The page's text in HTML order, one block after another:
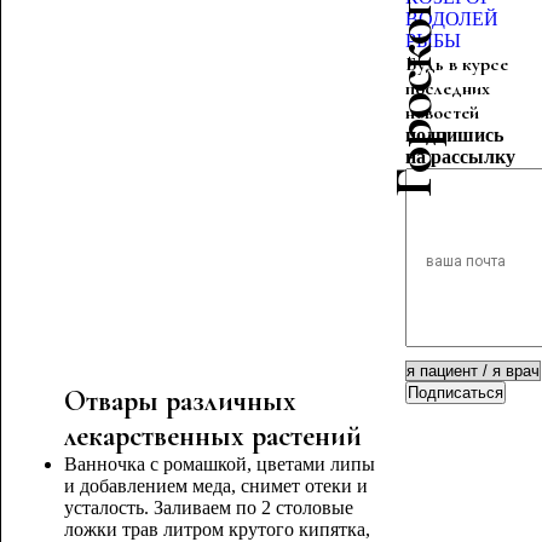
Отвары различных
лекарственных растений
Ванночка с ромашкой, цветами липы
и добавлением меда, снимет отеки и
усталость. Заливаем по 2 столовые
ложки трав литром крутого кипятка,
ВОДОЛЕЙ
РЫБЫ
Будь в курсе
последних
новостей
подпишись
на рассылку
Подписаться